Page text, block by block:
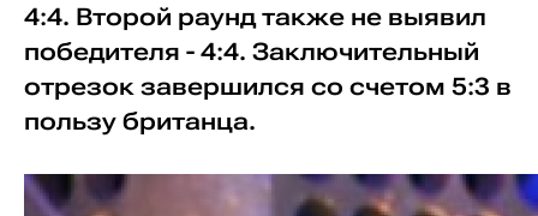
4:4. Второй раунд также не выявил
победителя - 4:4. Заключительный
отрезок завершился со счетом 5:3 в
пользу британца.